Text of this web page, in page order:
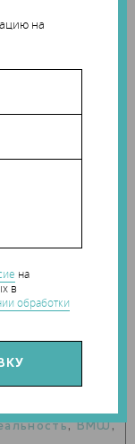
на
на
в
обработки
3D-печать
между
инновации
работы.
,BMW,